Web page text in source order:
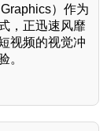
）作为
，正迅速风靡
视频的视觉冲
。